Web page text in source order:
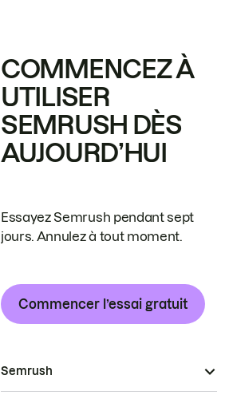
COMMENCEZ À
UTILISER
SEMRUSH DÈS
AUJOURD’HUI
Essayez Semrush pendant sept
jours. Annulez à tout moment.
Commencer l’essai gratuit
Semrush